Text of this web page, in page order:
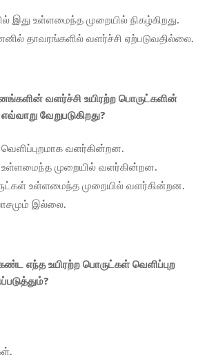
இது உள்ளமைந்த முறையில் நிகழ்கிறது.
தாவரங்களில் வளர்ச்சி ஏற்படுவதில்லை.
வளர்ச்சி உயிரற்ற பொருட்களின்
வேறுபடுகிறது?
வளர்கின்றன.
உள்ளமைந்த முறையில் வளர்கின்றன.
உள்ளமைந்த முறையில் வளர்கின்றன.
இல்லை.
எந்த உயிரற்ற பொருட்கள் வெளிப்புற